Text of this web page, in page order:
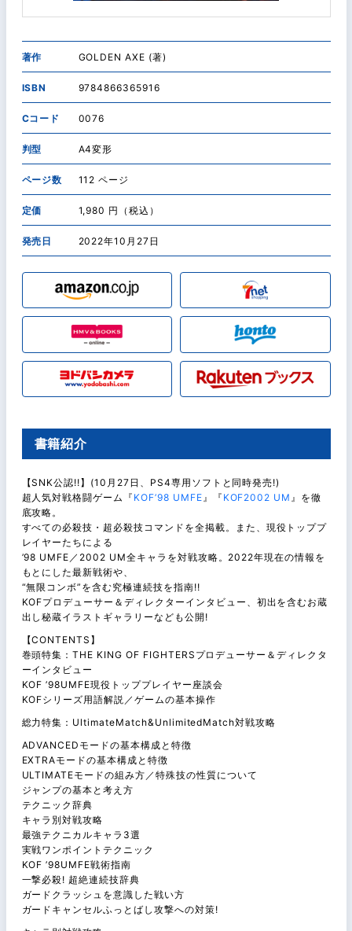
著作 GOLDEN AXE (著)
ISBN 9784866365916
Cコード 0076
判型 A4変形
ページ数 112 ページ
定価 1,980 円（税込）
発売日 2022年10月27日
書籍紹介
【SNK公認!!】(10月27日、PS4専用ソフトと同時発売!)
超人気対戦格闘ゲーム『 KOF’98 UMFE 』『 KOF2002 UM 』を徹
底攻略。
すべての必殺技・超必殺技コマンドを全掲載。また、現役トッププ
レイヤーたちによる
’98 UMFE／2002 UM全キャラを対戦攻略。2022年現在の情報を
もとにした最新戦術や、
“無限コンボ”を含む究極連続技を指南!!
KOFプロデューサー＆ディレクターインタビュー、初出を含むお蔵
出し秘蔵イラストギャラリーなども公開!
【CONTENTS】
巻頭特集：THE KING OF FIGHTERSプロデューサー＆ディレクタ
ーインタビュー
KOF ’98UMFE現役トッププレイヤー座談会
KOFシリーズ用語解説／ゲームの基本操作
総力特集：UltimateMatch&UnlimitedMatch対戦攻略
ADVANCEDモードの基本構成と特徴
EXTRAモードの基本構成と特徴
ULTIMATEモードの組み方／特殊技の性質について
ジャンプの基本と考え方
テクニック辞典
キャラ別対戦攻略
最強テクニカルキャラ3選
実戦ワンポイントテクニック
KOF ’98UMFE戦術指南
一撃必殺! 超絶連続技辞典
ガードクラッシュを意識した戦い方
ガードキャンセルふっとばし攻撃への対策!